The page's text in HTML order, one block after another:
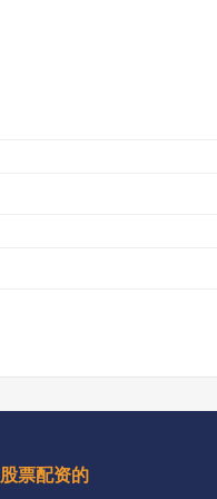
股票配资的